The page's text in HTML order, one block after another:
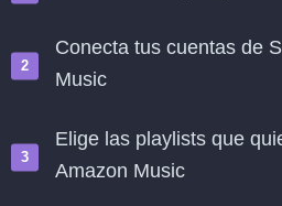
Conecta tus cuentas de
Music
Elige las playlists que
Amazon Music